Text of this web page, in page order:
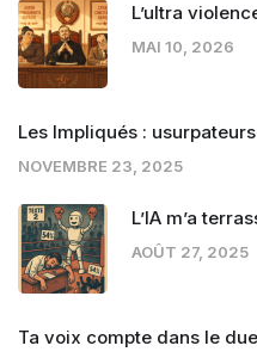
L’ultra
MAI 10, 2026
Les Impliqués :
NOVEMBRE 23, 2025
L’IA m’a
AOÛT 27, 2025
Ta voix compte dans le